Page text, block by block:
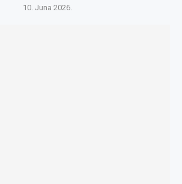
10. Juna 2026.